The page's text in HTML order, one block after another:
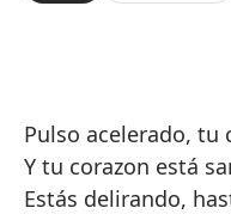
Pulso acelerado, tu
Y tu corazon está
Estás delirando,